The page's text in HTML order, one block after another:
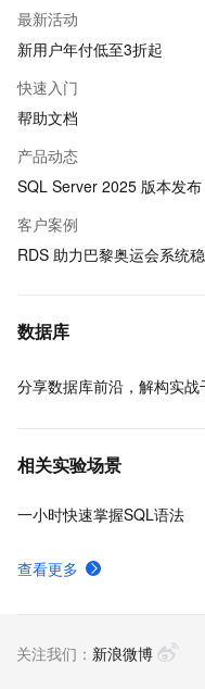
最新活动
新用户年付低至3折起
快速入门
帮助文档
产品动态
SQL Server 2025 版本发布
客户案例
数据库
分享数据库前沿，解构实
相关实验场景
一小时快速掌握SQL语法
查看更多
关注我们： 新浪微博